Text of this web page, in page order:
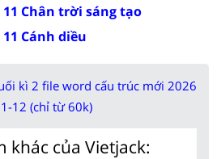
Chân trời sáng tạo
Cánh diều
kì 2 file word cấu trúc mới 2026
12 (chỉ từ 60k)
khác của Vietjack: